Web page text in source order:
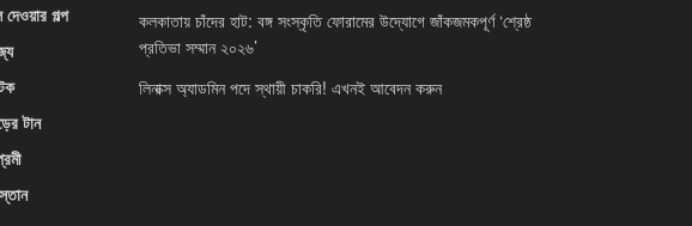
দেওয়ার গল্প
টান
কলকাতায় চাঁদের হাট: বঙ্গ সংস্কৃতি ফোরামের উদ্যোগে জাঁকজমকপূর্ণ ‘শ্রেষ্ঠ
প্রতিভা সম্মান ২০২৬’
লিনাক্স অ্যাডমিন পদে স্থায়ী চাকরি! এখনই আবেদন করুন